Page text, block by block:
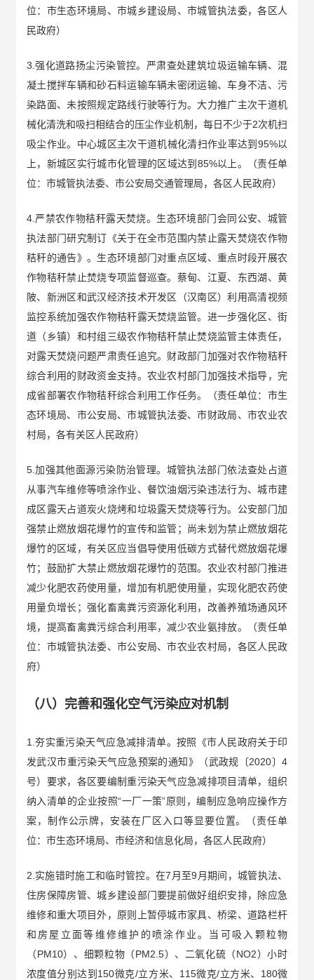
位：市生态环境局、市城乡建设局、市城管执法委，各区人
民政府）
3.强化道路扬尘污染管控。严肃查处建筑垃圾运输车辆、混
凝土搅拌车辆和砂石料运输车辆未密闭运输、车身不洁、污
染路面、未按照规定路线行驶等行为。大力推广主次干道机
械化清洗和吸扫相结合的压尘作业机制，每日不少于2次机扫
吸尘作业。中心城区主次干道机械化清扫作业率达到95%以
上，新城区实行城市化管理的区域达到85%以上。（责任单
位：市城管执法委、市公安局交通管理局，各区人民政府）
4.严禁农作物秸秆露天焚烧。生态环境部门会同公安、城管
执法部门研究制订《关于在全市范围内禁止露天焚烧农作物
秸秆的通告》。生态环境部门对重点区域、重点时段开展农
作物秸秆禁止焚烧专项监督巡查。蔡甸、江夏、东西湖、黄
陂、新洲区和武汉经济技术开发区（汉南区）利用高清视频
监控系统加强农作物秸秆露天焚烧监管。进一步强化区、街
道（乡镇）和村组三级农作物秸秆禁止焚烧监管主体责任，
对露天焚烧问题严肃责任追究。财政部门加强对农作物秸秆
综合利用的财政资金支持。农业农村部门加强技术指导，完
成省部署农作物秸秆综合利用工作任务。（责任单位：市生
态环境局、市公安局、市城管执法委、市财政局、市农业农
村局，各有关区人民政府）
5.加强其他面源污染防治管理。城管执法部门依法查处占道
从事汽车维修等喷涂作业、餐饮油烟污染违法行为、城市建
成区露天占道炭火烧烤和垃圾露天焚烧等行为。公安部门加
强禁止燃放烟花爆竹的宣传和监管；尚未划为禁止燃放烟花
爆竹的区域，有关区应当倡导使用低碳方式替代燃放烟花爆
竹；鼓励扩大禁止燃放烟花爆竹的范围。农业农村部门推进
减少化肥农药使用量，增加有机肥使用量，实现化肥农药使
用量负增长；强化畜禽粪污资源化利用，改善养殖场通风环
境，提高畜禽粪污综合利用率，减少农业氨排放。（责任单
位：市城管执法委、市公安局、市农业农村局，各区人民政
府）
（八）完善和强化空气污染应对机制
1.夯实重污染天气应急减排清单。按照《市人民政府关于印
发武汉市重污染天气应急预案的通知》（武政规〔2020〕4
号）要求，各区要编制重污染天气应急减排项目清单，组织
纳入清单的企业按照“一厂一策”原则，编制应急响应操作方
案，制作公示牌，安装在厂区入口等显要位置。（责任单
位：市生态环境局、市经济和信息化局，各区人民政府）
2.实施错时施工和临时管控。在7月至9月期间，城管执法、
住房保障房管、城乡建设部门要提前做好组织安排，除应急
维修和重大项目外，原则上暂停城市家具、桥梁、道路栏杆
和房屋立面等维修维护的喷涂作业。当可吸入颗粒物
（PM10）、细颗粒物（PM2.5）、二氧化硫（NO2）小时
浓度值分别达到150微克/立方米、115微克/立方米、180微